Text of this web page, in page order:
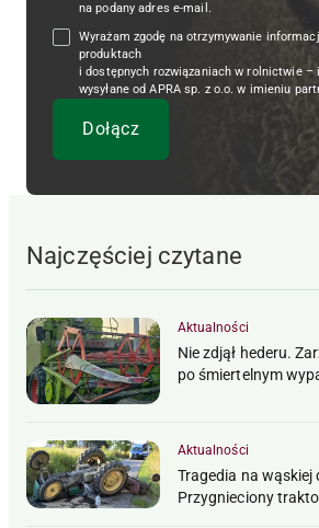
na podany adres e-mail.
Wyrażam zgodę na otrzymywanie
produktach
i dostępnych rozwiązaniach w rolnictwie –
wysyłane od APRA sp. z o.o. w imieniu
Najczęściej czytane
Aktualności
Nie zdjął hederu.
po śmiertelnym
Aktualności
Tragedia na wąskiej
Przygnieciony